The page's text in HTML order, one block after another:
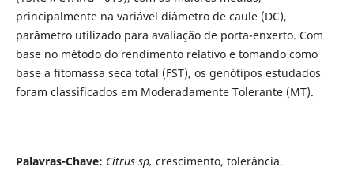
principalmente na variável diâmetro de caule (DC),
parâmetro utilizado para avaliação de porta-enxerto. Com
base no método do rendimento relativo e tomando como
base a fitomassa seca total (FST), os genótipos estudados
foram classificados em Moderadamente Tolerante (MT).
Palavras-Chave: Citrus sp, crescimento, tolerância.